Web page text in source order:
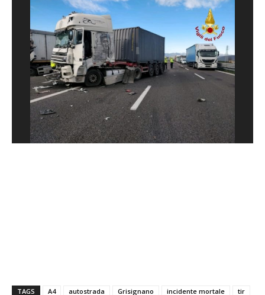
TAGS A4 autostrada Grisignano incidente mortale
tir